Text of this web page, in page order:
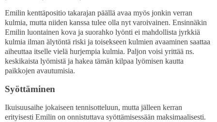
Emilin kenttäpositio takarajan päällä avaa myös jonkin verran
kulmia, mutta niiden kanssa tulee olla nyt varoivainen. Ensinnäkin
Emilin luontainen kova ja suorahko lyönti ei mahdollista jyrkkiä
kulmia ilman älytöntä riski ja toisekseen kulmien avaaminen saattaa
aiheuttaa itselle vielä hurjempia kulmia. Paljon voisi yrittää ns.
keskikaista lyömistä ja hakea tämän kilpaa lyömisen kautta
paikkojen avautumisia.
Syöttäminen
Ikuisuusaihe jokaiseen tennisotteluun, mutta jälleen kerran
erityisesti Emilin on onnistuttava syöttämisessään maksimaalisesti.